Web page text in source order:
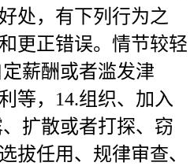
处，有下列行为之
更正错误。情节较轻
薪酬或者滥发津
等，14.组织、加入
扩散或者打探、窃
拔任用、规律审查、